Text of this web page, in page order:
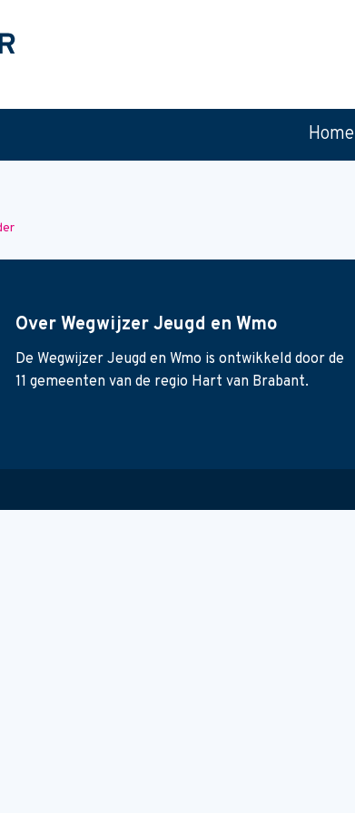
Home
Over Wegwijzer Jeugd en Wmo
De Wegwijzer Jeugd en Wmo is ontwikkeld door de
11 gemeenten van de regio Hart van Brabant.